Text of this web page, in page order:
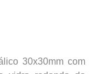
30x30mm com